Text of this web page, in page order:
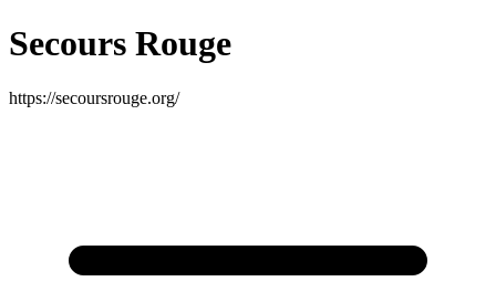
Secours Rouge
https://secoursrouge.org/